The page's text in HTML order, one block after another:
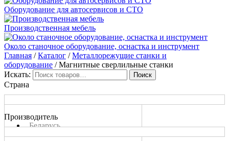
Оборудование для автосервисов и СТО
Производственная мебель
Около станочное оборудование, оснастка и инструмент
Главная /Каталог /Металлорежущие станки и
оборудование / Магнитные сверлильные станки
Искать:
Страна
Беларусь
Производитель